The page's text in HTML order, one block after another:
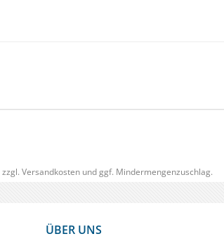
Versandkostenund ggf. Mindermengenzuschlag.
ÜBER UNS